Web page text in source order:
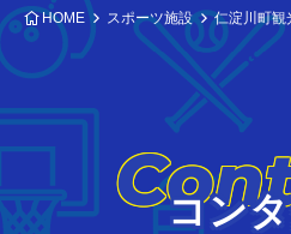
HOME スポーツ施設 仁淀川町観
コン